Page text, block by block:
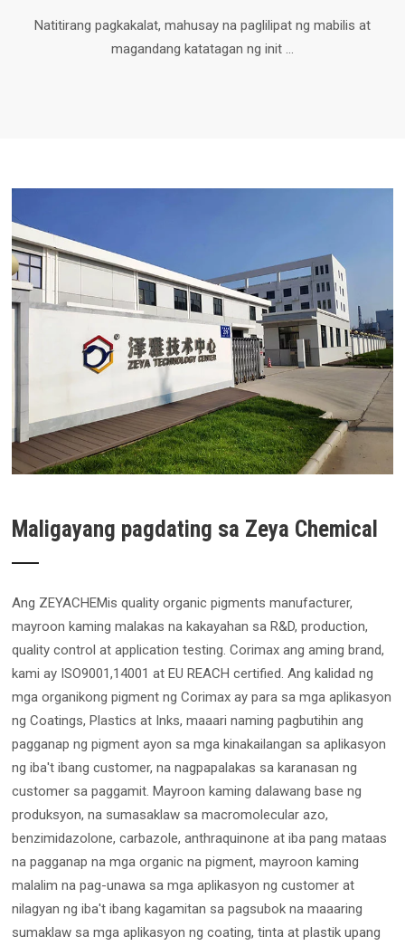
Natitirang pagkakalat, mahusay na paglilipat ng mabilis at
magandang katatagan ng init ...
Maligayang pagdating sa Zeya Chemical
Ang ZEYACHEMis quality organic pigments manufacturer,
mayroon kaming malakas na kakayahan sa R&D, production,
quality control at application testing. Corimax ang aming brand,
kami ay ISO9001,14001 at EU REACH certified. Ang kalidad ng
mga organikong pigment ng Corimax ay para sa mga aplikasyon
ng Coatings, Plastics at Inks, maaari naming pagbutihin ang
pagganap ng pigment ayon sa mga kinakailangan sa aplikasyon
ng iba't ibang customer, na nagpapalakas sa karanasan ng
customer sa paggamit. Mayroon kaming dalawang base ng
produksyon, na sumasaklaw sa macromolecular azo,
benzimidazolone, carbazole, anthraquinone at iba pang mataas
na pagganap na mga organic na pigment, mayroon kaming
malalim na pag-unawa sa mga aplikasyon ng customer at
nilagyan ng iba't ibang kagamitan sa pagsubok na maaaring
sumaklaw sa mga aplikasyon ng coating, tinta at plastik upang